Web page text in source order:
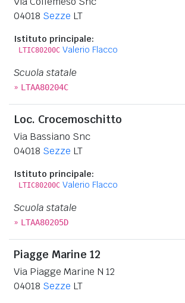
04018 Sezze LT
Istituto principale:
LTIC80200C Valerio Flacco
Scuola statale
» LTAA80204C
Loc. Crocemoschitto
Via Bassiano Snc
04018 Sezze LT
Istituto principale:
LTIC80200C Valerio Flacco
Scuola statale
» LTAA80205D
Piagge Marine 12
Via Piagge Marine N 12
04018 Sezze LT